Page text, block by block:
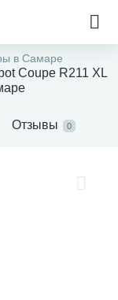
в Самаре
Coupe R211 XL
Отзывы 0